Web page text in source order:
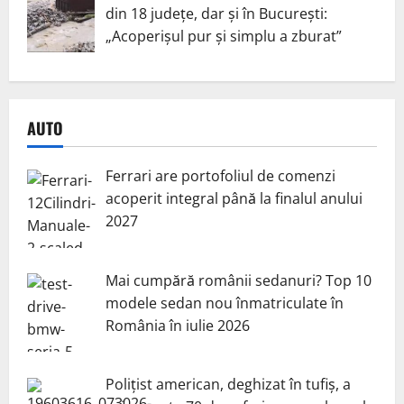
din 18 județe, dar și în București:
„Acoperișul pur și simplu a zburat”
AUTO
Ferrari are portofoliul de comenzi
acoperit integral până la finalul anului
2027
Mai cumpără românii sedanuri? Top 10
modele sedan nou înmatriculate în
România în iulie 2026
Polițist american, deghizat în tufiș, a